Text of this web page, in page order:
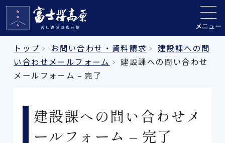
メニュー
トップ お問い合わせ・資料請求
建設課への問
い合わせメールフォーム
建設課への問い合わせ
メールフォーム – 完了
建設課への問い合わせメ
ールフォーム – 完了